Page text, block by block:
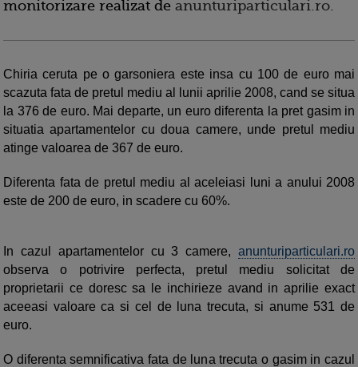
monitorizare realizat de anunturiparticulari.ro.
Chiria ceruta pe o garsoniera este insa cu 100 de euro mai
scazuta fata de pretul mediu al lunii aprilie 2008, cand se situa
la 376 de euro. Mai departe, un euro diferenta la pret gasim in
situatia apartamentelor cu doua camere, unde pretul mediu
atinge valoarea de 367 de euro.
Diferenta fata de pretul mediu al aceleiasi luni a anului 2008
este de 200 de euro, in scadere cu 60%.
In cazul apartamentelor cu 3 camere, anunturiparticulari.ro
observa o potrivire perfecta, pretul mediu solicitat de
proprietarii ce doresc sa le inchirieze avand in aprilie exact
aceeasi valoare ca si cel de luna trecuta, si anume 531 de
euro.
O diferenta semnificativa fata de luna trecuta o gasim in cazul